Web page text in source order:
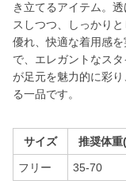
き立てるアイテム。
スしつつ、しっかり
優れ、快適な着用感
で、エレガントなス
が足元を魅力的に彩
る一品です。
サイズ 推奨体
フリー 35-70